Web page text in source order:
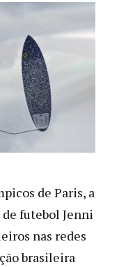
de Paris, a
de futebol Jenni
nas redes
brasileira